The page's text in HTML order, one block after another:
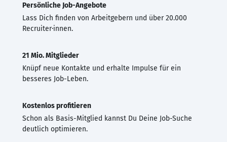
Persönliche Job-Angebote
Lass Dich finden von Arbeitgebern und über 20.000
Recruiter·innen.
21 Mio. Mitglieder
Knüpf neue Kontakte und erhalte Impulse für ein
besseres Job-Leben.
Kostenlos profitieren
Schon als Basis-Mitglied kannst Du Deine Job-Suche
deutlich optimieren.